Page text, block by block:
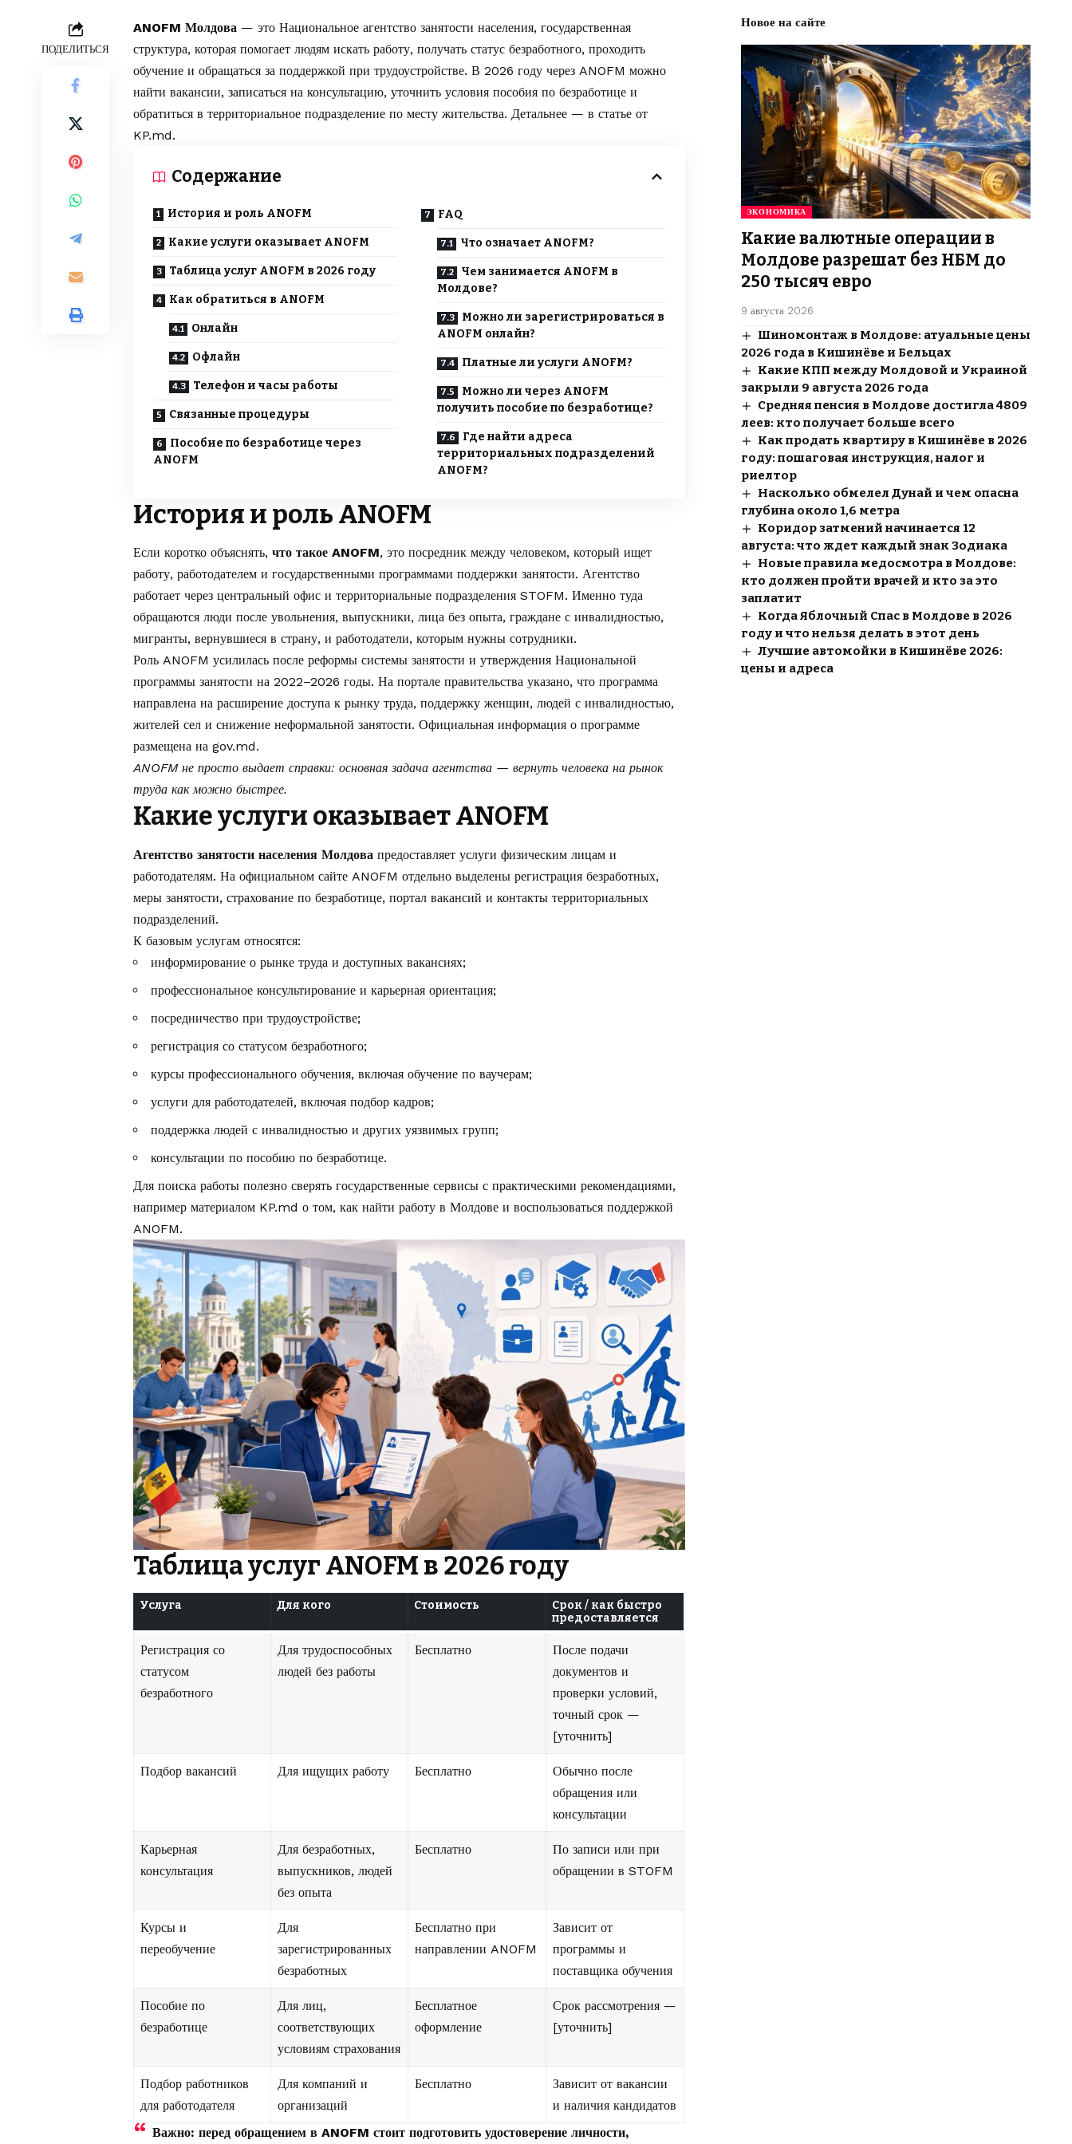
ПОДЕЛИТЬСЯ
ANOFM Молдова — это Национальное агентство занятости населения, государственная
структура, которая помогает людям искать работу, получать статус безработного, проходить
обучение и обращаться за поддержкой при трудоустройстве. В 2026 году через ANOFM можно
найти вакансии, записаться на консультацию, уточнить условия пособия по безработице и
обратиться в территориальное подразделение по месту жительства. Детальнее — в статье от
KP.md.
Содержание
История и роль ANOFM
Какие услуги оказывает ANOFM
Таблица услуг ANOFM в 2026 году
Как обратиться в ANOFM
Онлайн
Офлайн
Телефон и часы работы
Связанные процедуры
Пособие по безработице через
ANOFM
FAQ
Что означает ANOFM?
Чем занимается ANOFM в
Молдове?
Можно ли зарегистрироваться в
ANOFM онлайн?
Платные ли услуги ANOFM?
Можно ли через ANOFM
получить пособие по безработице?
Где найти адреса
территориальных подразделений
ANOFM?
История и роль ANOFM
Если коротко объяснять, что такое ANOFM, это посредник между человеком, который ищет
работу, работодателем и государственными программами поддержки занятости. Агентство
работает через центральный офис и территориальные подразделения STOFM. Именно туда
обращаются люди после увольнения, выпускники, лица без опыта, граждане с инвалидностью,
мигранты, вернувшиеся в страну, и работодатели, которым нужны сотрудники.
Роль ANOFM усилилась после реформы системы занятости и утверждения Национальной
программы занятости на 2022–2026 годы. На портале правительства указано, что программа
направлена на расширение доступа к рынку труда, поддержку женщин, людей с инвалидностью,
жителей сел и снижение неформальной занятости. Официальная информация о программе
размещена на gov.md.
ANOFM не просто выдает справки: основная задача агентства — вернуть человека на рынок
труда как можно быстрее.
Какие услуги оказывает ANOFM
Агентство занятости населения Молдова предоставляет услуги физическим лицам и
работодателям. На официальном сайте ANOFM отдельно выделены регистрация безработных,
меры занятости, страхование по безработице, портал вакансий и контакты территориальных
подразделений.
К базовым услугам относятся:
информирование о рынке труда и доступных вакансиях;
профессиональное консультирование и карьерная ориентация;
посредничество при трудоустройстве;
регистрация со статусом безработного;
курсы профессионального обучения, включая обучение по ваучерам;
услуги для работодателей, включая подбор кадров;
поддержка людей с инвалидностью и других уязвимых групп;
консультации по пособию по безработице.
Для поиска работы полезно сверять государственные сервисы с практическими рекомендациями,
например материалом KP.md о том, как найти работу в Молдове и воспользоваться поддержкой
ANOFM.
Таблица услуг ANOFM в 2026 году
Услуга Для кого Стоимость
Срок / как быстро
предоставляется
Регистрация со
статусом
безработного
Для трудоспособных
людей без работы
Бесплатно
После подачи
документов и
проверки условий,
точный срок —
[уточнить]
Подбор вакансий Для ищущих работу Бесплатно
Обычно после
обращения или
консультации
Карьерная
консультация
Для безработных,
выпускников, людей
без опыта
Бесплатно
По записи или при
обращении в STOFM
Курсы и
переобучение
Для
зарегистрированных
безработных
Бесплатно при
направлении ANOFM
Зависит от
программы и
поставщика обучения
Пособие по
безработице
Для лиц,
соответствующих
условиям страхования
Бесплатное
оформление
Срок рассмотрения —
[уточнить]
Подбор работников
для работодателя
Для компаний и
организаций
Бесплатно
Зависит от вакансии
и наличия кандидатов
Важно: перед обращением в ANOFM стоит подготовить удостоверение личности,
Новое на сайте
ЭКОНОМИКА
Какие валютные операции в
Молдове разрешат без НБМ до
250 тысяч евро
9 августа 2026
Шиномонтаж в Молдове: атуальные цены
2026 года в Кишинёве и Бельцах
Какие КПП между Молдовой и Украиной
закрыли 9 августа 2026 года
Средняя пенсия в Молдове достигла 4809
леев: кто получает больше всего
Как продать квартиру в Кишинёве в 2026
году: пошаговая инструкция, налог и
риелтор
Насколько обмелел Дунай и чем опасна
глубина около 1,6 метра
Коридор затмений начинается 12
августа: что ждет каждый знак Зодиака
Новые правила медосмотра в Молдове:
кто должен пройти врачей и кто за это
заплатит
Когда Яблочный Спас в Молдове в 2026
году и что нельзя делать в этот день
Лучшие автомойки в Кишинёве 2026:
цены и адреса